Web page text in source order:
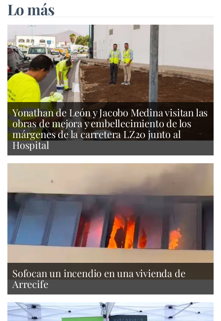
Lo más
Yonathan de León y Jacobo Medina visitan las
obras de mejora y embellecimiento de los
márgenes de la carretera LZ20 junto al
Hospital
Sofocan un incendio en una vivienda de
Arrecife